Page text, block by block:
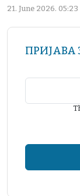
21. June 2026. 05:23
ПРИЈАВА